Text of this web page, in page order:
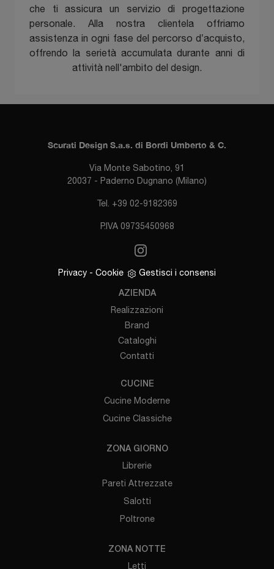
che ti assicura un servizio di progettazione
personale. Alla nostra clientela offriamo
assistenza in ogni fase del percorso d’acquisto,
offrendo la serietà accumulata durante anni di
attività nell'ambito del design.
Scurati Design S.a.s. di Bordi Umberto & C.
Via Monte Sabotino, 91
20037 - Paderno Dugnano (Milano)
Tel. +39 02-9182369
P.IVA 09735450968
Privacy - Cookie Gestisci i consensi
AZIENDA
Realizzazioni
Brand
Cataloghi
Contatti
CUCINE
Cucine Moderne
Cucine Classiche
ZONA GIORNO
Librerie
Pareti Attrezzate
Salotti
Poltrone
ZONA NOTTE
Letti